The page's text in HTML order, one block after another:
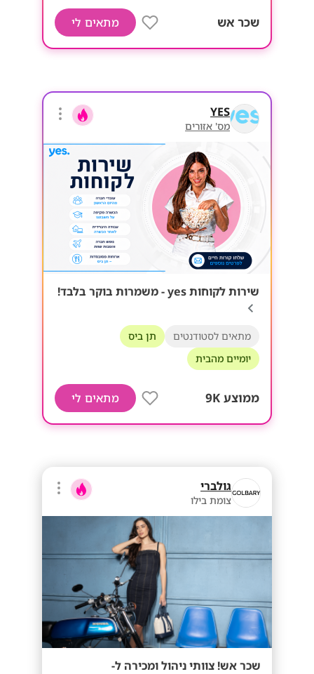
שכר אש מתאים לי
YES
מס' אזורים
שירות לקוחות yes - משמרות בוקר בלבד!
מתאים לסטודנטים
תן ביס
יומיים מהבית
ממוצע 9K מתאים לי
גולברי
צומת בילו
שכר אש! צוותי ניהול ומכירה ל-